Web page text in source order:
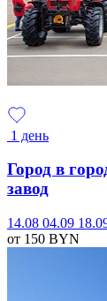
1 день
Город в
завод
14.08 04.09
от 150 BYN